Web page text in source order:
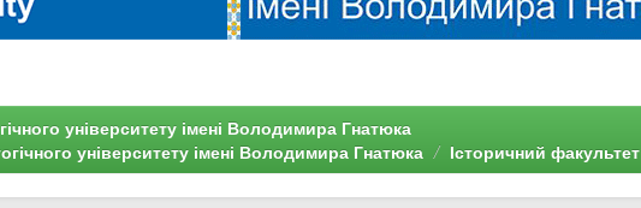
університету імені Володимира Гнатюка
університету імені Володимира Гнатюка
Історичний факультет